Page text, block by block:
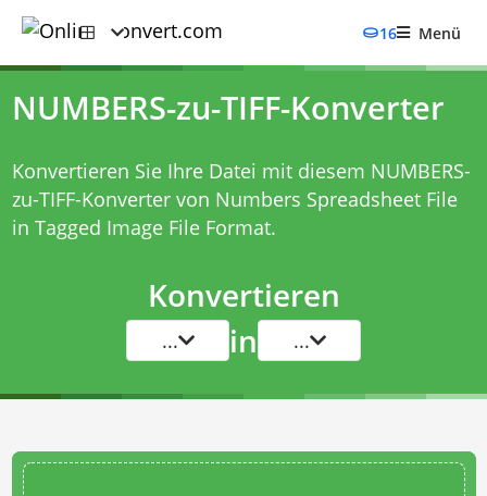
16 Menü
NUMBERS-zu-TIFF-Konverter
Konvertieren Sie Ihre Datei mit diesem NUMBERS-
zu-TIFF-Konvertervon Numbers Spreadsheet File
in Tagged Image File Format.
Konvertieren
... in ...